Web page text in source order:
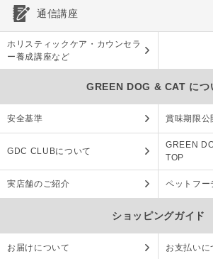
通信講座
ホリスティックケア・カウンセラ
ー養成講座など
GREEN DOG & CAT につ
安全基準 賞味期限公
GDC CLUBについて
GREEN
TOP
実店舗のご紹介 ペットフー
ショッピングガイド
お届けについて お支払いに